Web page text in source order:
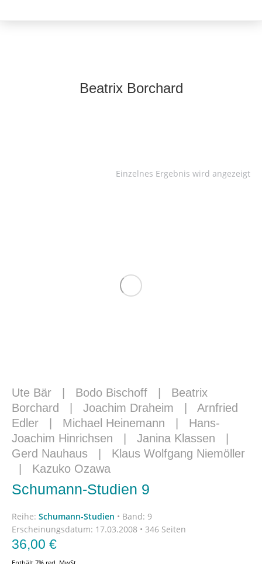
Beatrix Borchard
Einzelnes Ergebnis wird angezeigt
Ute Bär Bodo Bischoff
Beatrix
Borchard
Joachim Draheim
Arnfried
Edler
Michael Heinemann
Hans-
Joachim Hinrichsen
Janina Klassen
Gerd Nauhaus
Klaus Wolfgang Niemöller
Kazuko Ozawa
Schumann-Studien 9
Reihe: Schumann-Studien • Band: 9
Erscheinungsdatum: 17.03.2008 • 346 Seiten
36,00 €